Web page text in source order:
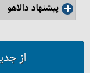
پیشنهاد دالاهو
از